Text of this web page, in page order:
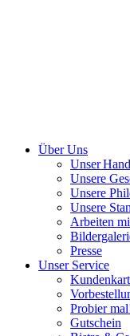
Über Uns
Unser
Unsere
Unsere
Unsere
Arbeiten
Presse
Unser Service
Probier
Gutschein